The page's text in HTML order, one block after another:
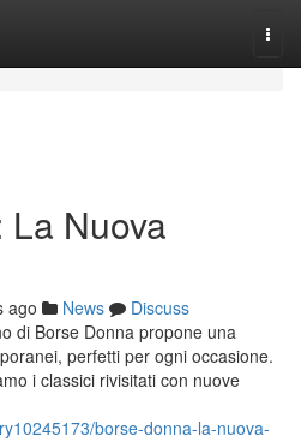
Nuova
ago News
Discuss
di Borse Donna propone una
perfetti per ogni occasione.
i classici rivisitati con nuove
borse-donna-la-nuova-